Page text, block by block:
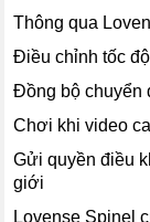
Thông qua
Điều chỉnh tốc
Đồng bộ chuyển
Chơi khi video
Gửi quyền điều
giới
Lovense Spinel